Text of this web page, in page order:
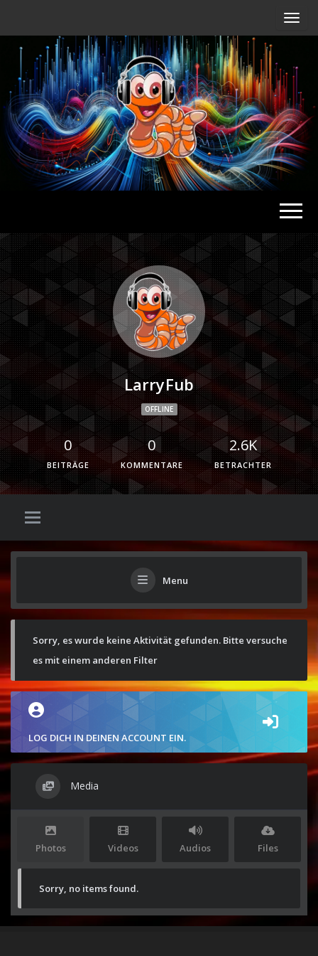
Radio
LarryFub
OFFLINE
0
BEITRÄGE
0
KOMMENTARE
2.6K
BETRACHTER
Menu
Sorry, es wurde keine Aktivität gefunden. Bitte versuche
es mit einem anderen Filter
LOG DICH IN DEINEN ACCOUNT EIN.
Media
Photos Videos Audios Files
Sorry, no items found.